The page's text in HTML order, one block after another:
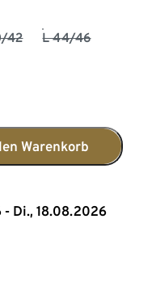
42 L 44/46
Warenkorb
- Di., 18.08.2026